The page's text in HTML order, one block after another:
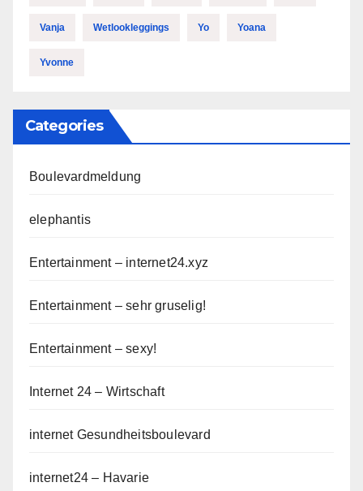
Vanja Wetlookleggings Yo Yoana
Yvonne
Categories
Boulevardmeldung
elephantis
Entertainment – internet24.xyz
Entertainment – sehr gruselig!
Entertainment – sexy!
Internet 24 – Wirtschaft
internet Gesundheitsboulevard
internet24 – Havarie